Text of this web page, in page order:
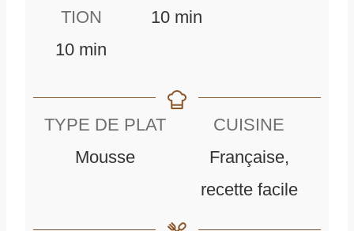
TION
10m
n
u
min
10m
u
min
t
e
TYPE DE PLAT
Mousse
CUISINE
Française,
recette facile